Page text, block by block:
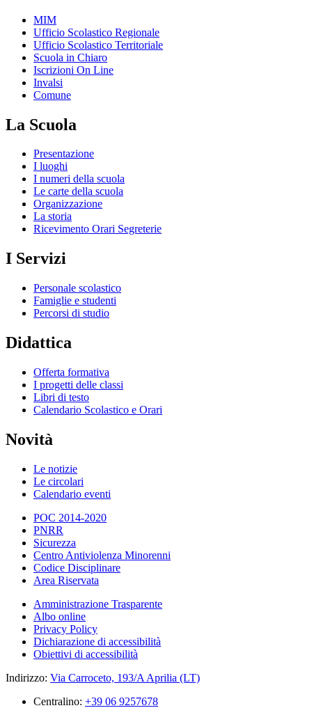
MIM
Ufficio Scolastico Regionale
Ufficio Scolastico Territoriale
Scuola in Chiaro
Iscrizioni On Line
Invalsi
Comune
La Scuola
Presentazione
I luoghi
I numeri della scuola
Le carte della scuola
Organizzazione
La storia
Ricevimento Orari Segreterie
I Servizi
Personale scolastico
Famiglie e studenti
Percorsi di studio
Didattica
Offerta formativa
I progetti delle classi
Libri di testo
Calendario Scolastico e Orari
Novità
Le notizie
Le circolari
Calendario eventi
POC 2014-2020
PNRR
Sicurezza
Centro Antiviolenza Minorenni
Codice Disciplinare
Area Riservata
Amministrazione Trasparente
Albo online
Privacy Policy
Dichiarazione di accessibilità
Obiettivi di accessibilità
Indirizzo: Via Carroceto, 193/A Aprilia (LT)
Centralino: +39 06 9257678